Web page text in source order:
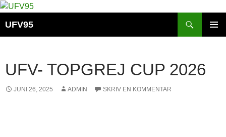
Hop
indhold
UFV95
UFV- TOPGREJ CUP 2026
JUNI 26, 2025 ADMIN SKRIV EN KOMMENTAR